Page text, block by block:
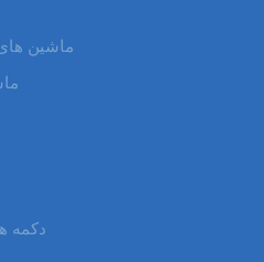
ماشین
دکمه